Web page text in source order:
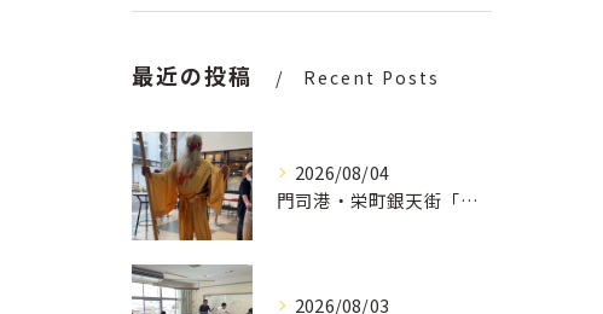
最近の投稿 Recent Posts
2026/08/04
門司港・栄町銀天街「夜市」にボランティア参加しました。地域の笑顔をつなぐ大切な時間
2026/08/03